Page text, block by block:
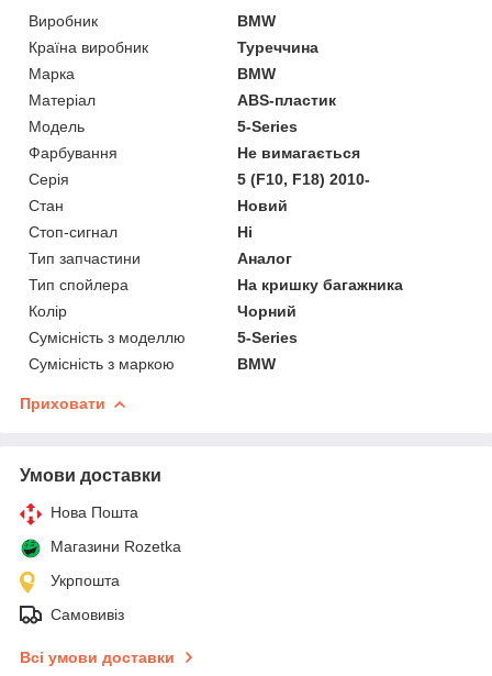
Виробник
BMW
Країна виробник
Туреччина
Марка
BMW
Матеріал
ABS-пластик
Модель
5-Series
Фарбування
Не вимагається
Серія
5 (F10, F18) 2010-
Стан
Новий
Стоп-сигнал
Ні
Тип запчастини
Аналог
Тип спойлера
На кришку багажника
Колір
Чорний
Сумісність з моделлю
5-Series
Сумісність з маркою
BMW
Приховати
Умови доставки
Нова Пошта
Магазини Rozetka
Укрпошта
Самовивіз
Всі умови доставки